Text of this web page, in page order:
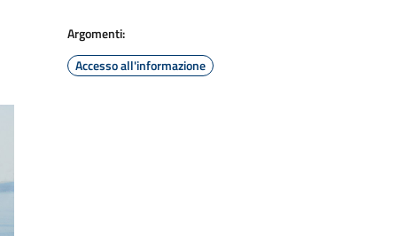
Argomenti:
Accesso all'informazione